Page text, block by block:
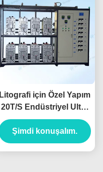
Litografi için Özel Yapım
20T/S Endüstriyel Ultra
Saf Su Ekipmanı
Şimdi konuşalım.